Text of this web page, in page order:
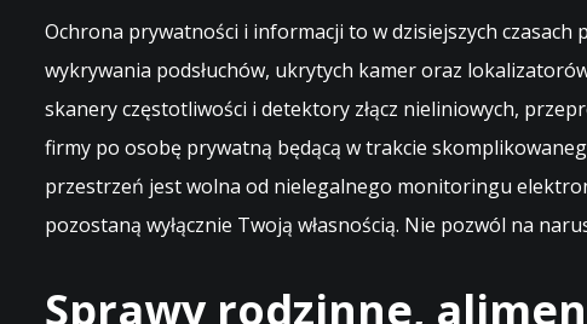
Ochrona prywatności i informacji to w dzisiejszych
wykrywania podsłuchów, ukrytych kamer oraz
skanery częstotliwości i detektory złącz nieliniowych,
firmy po osobę prywatną będącą w trakcie
przestrzeń jest wolna od nielegalnego monitoringu
pozostaną wyłącznie Twoją własnością. Nie pozwól na
Sprawy rodzinne,